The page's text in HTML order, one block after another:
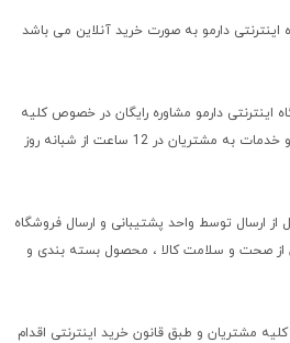
دارمو به صورت خرید آنلاین می باشد
اینترنتی دارمو مشاوره رایگان در خصوص کلیه
محصولات و همچنین پاسخگویی و خدمات به مشتریان در 12 ساعت از شبانه روز
ارسال توسط واحد پشتیبانی و ارسال فروشگاه
صحت و سلامت کالا ، محصول بسته بندی و
مشتریان و طبق قانون خرید اینترنتی اقدام